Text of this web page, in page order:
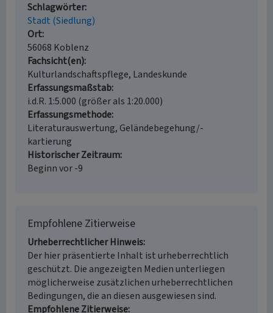
Schlagwörter
Stadt (Siedlung)
Ort
56068 Koblenz
Fachsicht(en)
Kulturlandschaftspflege, Landeskunde
Erfassungsmaßstab
i.d.R. 1:5.000 (größer als 1:20.000)
Erfassungsmethode
Literaturauswertung, Geländebegehung/-
kartierung
Historischer Zeitraum
Beginn vor -9
Empfohlene Zitierweise
Urheberrechtlicher Hinweis
Der hier präsentierte Inhalt ist urheberrechtlich
geschützt. Die angezeigten Medien unterliegen
möglicherweise zusätzlichen urheberrechtlichen
Bedingungen, die an diesen ausgewiesen sind.
Empfohlene Zitierweise